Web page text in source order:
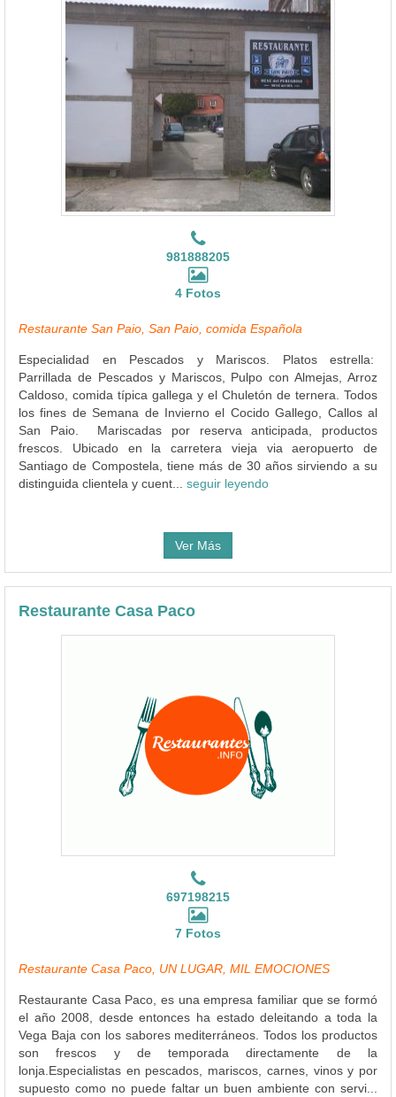
981888205
4 Fotos
Restaurante San Paio, San Paio, comida Española
Especialidad en Pescados y Mariscos. Platos estrella:
Parrillada de Pescados y Mariscos, Pulpo con Almejas, Arroz
Caldoso, comida típica gallega y el Chuletón de ternera. Todos
los fines de Semana de Invierno el Cocido Gallego, Callos al
San Paio. Mariscadas por reserva anticipada, productos
frescos. Ubicado en la carretera vieja via aeropuerto de
Santiago de Compostela, tiene más de 30 años sirviendo a su
distinguida clientela y cuent... seguir leyendo
Ver Más
Restaurante Casa Paco
697198215
7 Fotos
Restaurante Casa Paco, UN LUGAR, MIL EMOCIONES
Restaurante Casa Paco, es una empresa familiar que se formó
el año 2008, desde entonces ha estado deleitando a toda la
Vega Baja con los sabores mediterráneos. Todos los productos
son frescos y de temporada directamente de la
lonja.Especialistas en pescados, mariscos, carnes, vinos y por
supuesto como no puede faltar un buen ambiente con servi...